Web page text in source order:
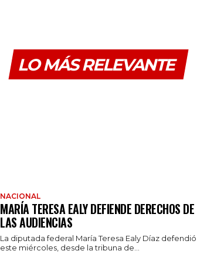
LO MÁS RELEVANTE
NACIONAL
MARÍA TERESA EALY DEFIENDE DERECHOS DE
LAS AUDIENCIAS
La diputada federal María Teresa Ealy Díaz defendió
este miércoles, desde la tribuna de...